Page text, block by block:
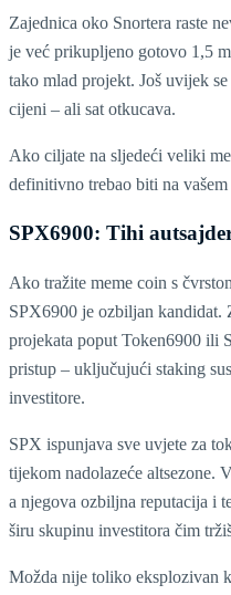
Zajednica oko Snortera raste
je već prikupljeno gotovo 1,5
tako mlad projekt. Još uvijek
cijeni – ali sat otkucava.
Ako ciljate na sljedeći veliki
definitivno trebao biti na vašem
SPX6900: Tihi
Ako tražite meme coin s
SPX6900 je ozbiljan kandidat.
projekata poput Token6900 ili
pristup – uključujući staking
investitore.
SPX ispunjava sve uvjete za
tijekom nadolazeće altsezone.
a njegova ozbiljna reputacija i
širu skupinu investitora čim
Možda nije toliko eksplozivan